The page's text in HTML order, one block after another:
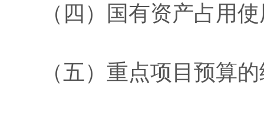
（ 四 ） 国有资产占用
（五 ） 重点项目 预算